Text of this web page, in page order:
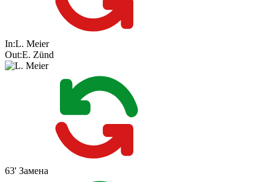
In:L. Meier
Out:E. Zünd
63' Замена